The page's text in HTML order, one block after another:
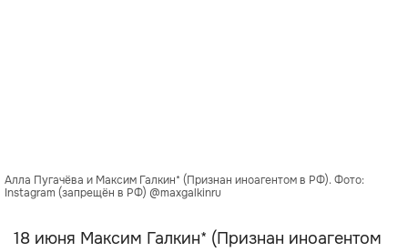
Алла Пугачёва и Максим Галкин* (Признан иноагентом в РФ). Фото:
Instagram (запрещён в РФ) @maxgalkinru
18 июня Максим Галкин* (Признан иноагентом